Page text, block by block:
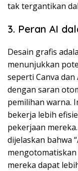
tak tergantikan
3. Peran AI
Desain grafis
menunjukkan
seperti Canva
dengan saran
pemilihan warna.
bekerja lebih
pekerjaan
dijelaskan bahwa
mereka dapat